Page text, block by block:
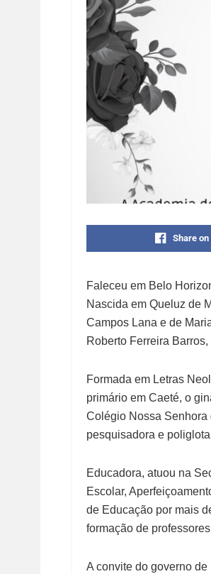
Share
Faleceu em Belo
Nascida em Queluz de
Campos Lana e de
Roberto Ferreira
Formada em Letras
primário em Caeté, o
Colégio Nossa Senhora
pesquisadora e
Educadora, atuou na
Escolar,
de Educação por mais
formação de
A convite do governo